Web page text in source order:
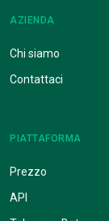
AZIENDA
Chi siamo
Contattaci
PIATTAFORMA
Prezzo
API